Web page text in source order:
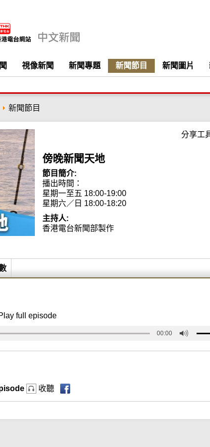
視像新聞 新聞專題 新聞節目 新聞圖片
新聞節目
分享工
傍晚新聞天地
節目簡介:
播出時間：
星期一至五 18:00-19:00
星期六／日 18:00-18:20
主持人:
香港電台新聞部製作
full episode
00:00
收聽